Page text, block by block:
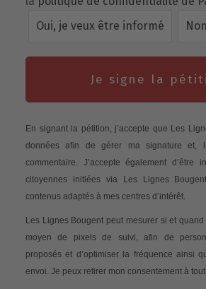
Oui, je veux être informé
Non
Je signe la
En signant la pétition, j’accepte que Les
données afin de gérer ma signature et,
commentaire. J’accepte également d’être
citoyennes initiées via Les Lignes
contenus adaptés à mes centres d’intérêt.
Les Lignes Bougent peut mesurer si et quand
moyen de pixels de suivi, afin de
proposés et d’optimiser la fréquence ainsi
envoi. Je peux retirer mon consentement à